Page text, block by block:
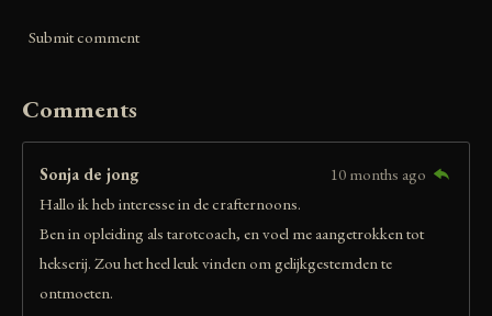
Submit comment
Comments
Sonja de jong
10 months ago
Hallo ik heb interesse in de crafternoons.
Ben in opleiding als tarotcoach, en voel me aangetrokken tot
hekserij. Zou het heel leuk vinden om gelijkgestemden te
ontmoeten.